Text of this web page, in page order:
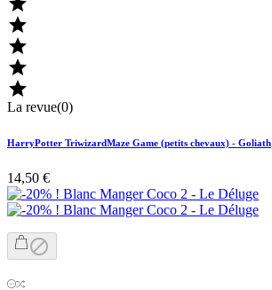




La revue(0)
HarryPotter TriwizardMaze Game (petits chevaux) - Goliath
14,50 €
